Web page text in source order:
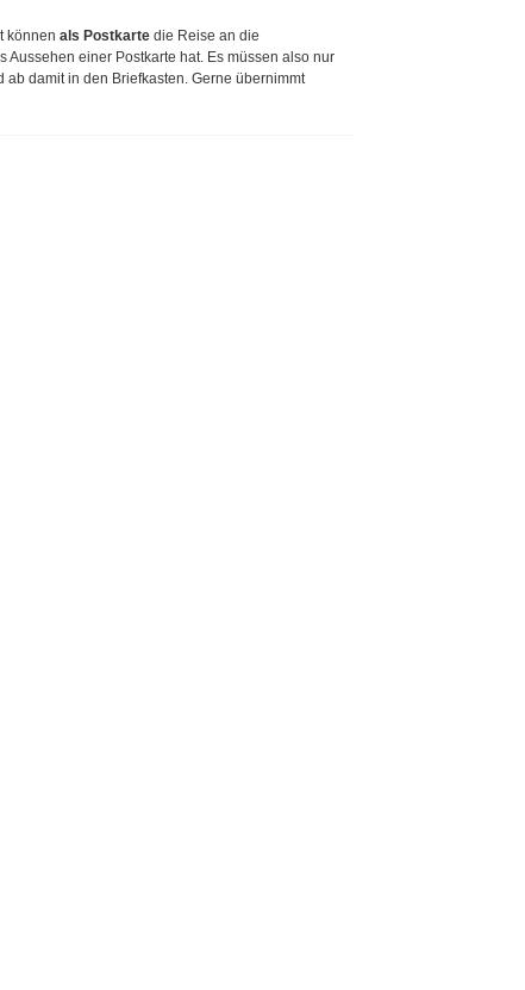
könnenals Postkarte die Reise an die
einer Postkarte hat. Es müssen also nur
damit in den Briefkasten. Gerne übernimmt